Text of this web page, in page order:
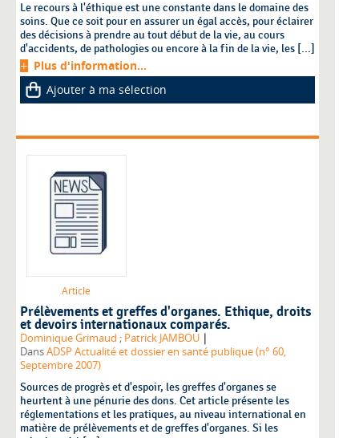
Le recours à l'éthique est une constante dans le domaine des
soins. Que ce soit pour en assurer un égal accès, pour éclairer
des décisions à prendre au tout début de la vie, au cours
d'accidents, de pathologies ou encore à la fin de la vie, les [...]
Plus d'information...
Ajouter à ma sélection
Article
Prélèvements et greffes d'organes. Ethique, droits
et devoirs internationaux comparés.
Dominique Grimaud ; Patrick JAMBOU |
DansADSP Actualité et dossier en santé publique (n° 60,
Septembre 2007)
Sources de progrès et d'espoir, les greffes d'organes se
heurtent à une pénurie des dons. Cet article présente les
réglementations et les pratiques, au niveau international en
matière de prélèvements et de greffes d'organes. Si les